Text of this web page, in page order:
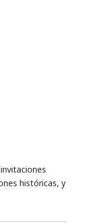
históricas, y